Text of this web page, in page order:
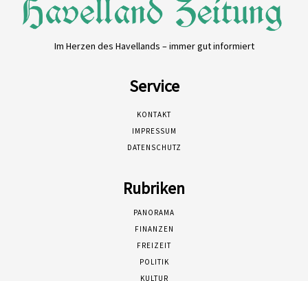
Im Herzen des Havellands – immer gut informiert
Service
KONTAKT
IMPRESSUM
DATENSCHUTZ
Rubriken
PANORAMA
FINANZEN
FREIZEIT
POLITIK
KULTUR